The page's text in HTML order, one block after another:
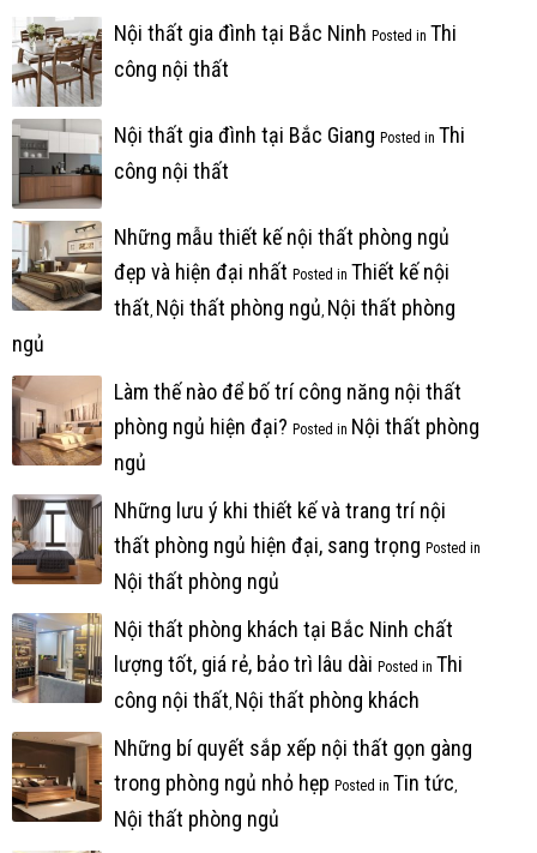
Nội thất gia đình tại Bắc Ninh Posted in Thi
công nội thất
Nội thất gia đình tại Bắc Giang Posted in Thi
công nội thất
Những mẫu thiết kế nội thất phòng ngủ
đẹp và hiện đại nhất Posted in Thiết kế nội
thất, Nội thất phòng ngủ, Nội thất phòng
ngủ
Làm thế nào để bố trí công năng nội thất
phòng ngủ hiện đại? Posted in Nội thất phòng
ngủ
Những lưu ý khi thiết kế và trang trí nội
thất phòng ngủ hiện đại, sang trọng Posted in
Nội thất phòng ngủ
Nội thất phòng khách tại Bắc Ninh chất
lượng tốt, giá rẻ, bảo trì lâu dài Posted in Thi
công nội thất, Nội thất phòng khách
Những bí quyết sắp xếp nội thất gọn gàng
trong phòng ngủ nhỏ hẹp Posted in Tin tức,
Nội thất phòng ngủ